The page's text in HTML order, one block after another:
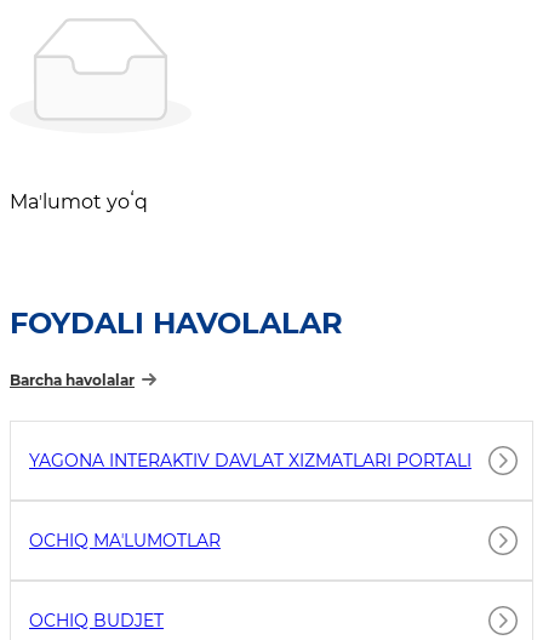
Maʼlumot yoʻq
FOYDALI HAVOLALAR
Barcha havolalar
YAGONA INTERAKTIV DAVLAT XIZMATLARI PORTALI
OCHIQ MAʼLUMOTLAR
OCHIQ BUDJET